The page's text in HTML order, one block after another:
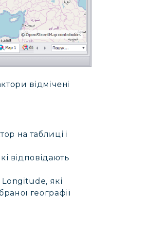
відмічені
на таблиці і
відповідають
які
географії